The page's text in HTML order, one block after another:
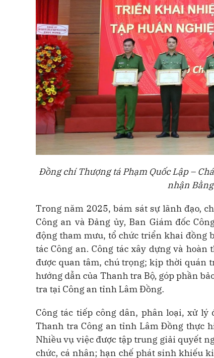
Đồng chí Thượng tá Phạm Quốc Lập –
nhận
Trong năm 2025, bám sát sự lãnh đạo,
Công an và Đảng ủy, Ban Giám đốc
động tham mưu, tổ chức triển khai đồng
tác Công an. Công tác xây dựng và
được quan tâm, chú trọng; kịp thời quán
hướng dẫn của Thanh tra Bộ, góp phần
tra tại Công an tỉnh Lâm Đồng.
Công tác tiếp công dân, phân loại, xử
Thanh tra Công an tỉnh Lâm Đồng thực
Nhiều vụ việc được tập trung giải quyết
chức, cá nhân; hạn chế phát sinh khiếu